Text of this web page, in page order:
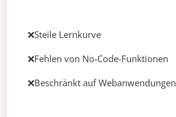
❌Steile Lernkurve
❌Fehlen von No-Code-Funktionen
❌Beschränkt auf Webanwendungen